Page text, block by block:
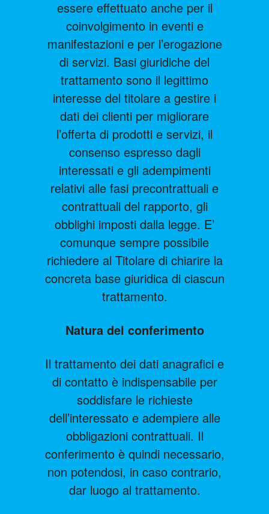
essere effettuato anche per il
coinvolgimento in eventi e
manifestazioni e per l’erogazione
di servizi. Basi giuridiche del
trattamento sono il legittimo
interesse del titolare a gestire i
dati dei clienti per migliorare
l’offerta di prodotti e servizi, il
consenso espresso dagli
interessati e gli adempimenti
relativi alle fasi precontrattuali e
contrattuali del rapporto, gli
obblighi imposti dalla legge. E’
comunque sempre possibile
richiedere al Titolare di chiarire la
concreta base giuridica di ciascun
trattamento.
Natura del conferimento
Il trattamento dei dati anagrafici e
di contatto è indispensabile per
soddisfare le richieste
dell’interessato e adempiere alle
obbligazioni contrattuali. Il
conferimento è quindi necessario,
non potendosi, in caso contrario,
dar luogo al trattamento.